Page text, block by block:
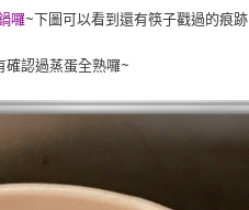
囉~下圖可以看到還有筷子戳過的痕跡
確認過蒸蛋全熟囉~